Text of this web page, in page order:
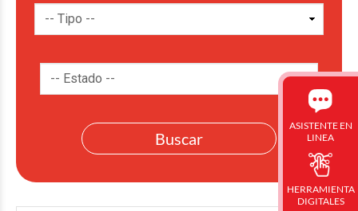
ASISTENTE EN
LINEA
HERRAMIENTA
DIGITALES